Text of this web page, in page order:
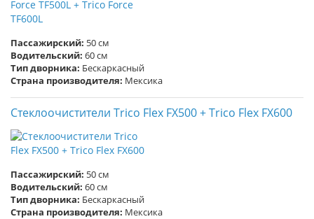
Пассажирский: 50 см
Водительский: 60 см
Тип дворника: Бескаркасный
Страна производителя: Мексика
Стеклоочистители Trico Flex FX500 + Trico Flex FX600
Пассажирский: 50 см
Водительский: 60 см
Тип дворника: Бескаркасный
Страна производителя: Мексика